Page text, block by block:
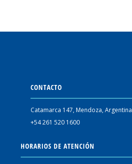
CONTACTO
Catamarca 147, Mendoza, Argentina
+54 261 520 1600
HORARIOS DE ATENCIÓN